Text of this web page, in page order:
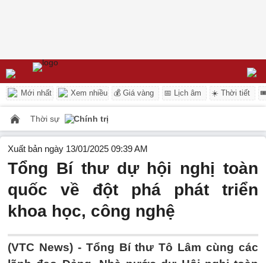
Mới nhất Xem nhiều 💰 Giá vàng 📅 Lịch âm ☀️ Thời tiết
Thời sự Chính trị
Xuất bản ngày 13/01/2025 09:39 AM
Tổng Bí thư dự hội nghị toàn
quốc về đột phá phát triển
khoa học, công nghệ
(VTC News) - Tổng Bí thư Tô Lâm cùng các